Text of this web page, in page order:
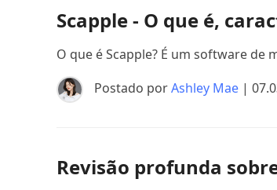
Scapple - O que é,
O que é Scapple? É um software de
Postado porAshley Mae |
Revisão profunda